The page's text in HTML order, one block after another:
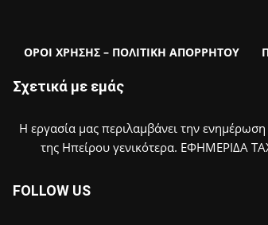
ΟΡΟΙ ΧΡΗΣΗΣ – ΠΟΛΙΤΙΚΗ ΑΠΟΡΡΗΤΟΥ
Σχετικά με εμάς
Η εργασία μας περιλαμβάνει την ενημέρωση
της Ηπείρου γενικότερα. ΕΦΗΜΕΡΙΔΑ
FOLLOW US